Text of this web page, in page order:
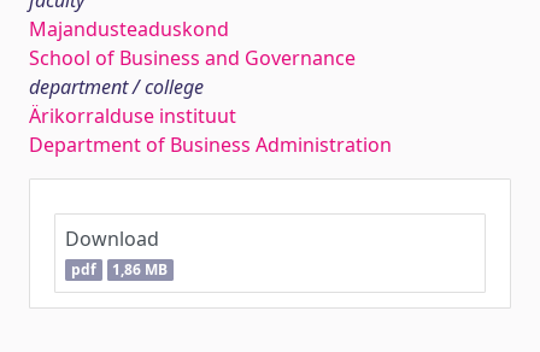
Majandusteaduskond
School of Business and Governance
department / college
Ärikorralduse instituut
Department of Business Administration
Download
pdf 1,86 MB